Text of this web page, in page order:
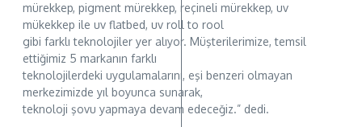
mürekkep, pigment mürekkep, reçineli mürekkep, uv
mükekkep ile uv flatbed, uv roll to rool
gibi farklı teknolojiler yer alıyor. Müşterilerimize, temsil
ettiğimiz 5 markanın farklı
teknolojilerdeki uygulamalarını, eşi benzeri olmayan
merkezimizde yıl boyunca sunarak,
teknoloji şovu yapmaya devam edeceğiz.” dedi.